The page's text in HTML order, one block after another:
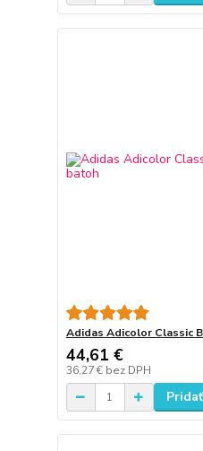
Adidas Adicolor Classic
44,61 €
36,27 € bez DPH